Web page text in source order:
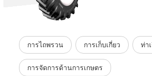
การไถพรวน การเก็บเกี่ยว ท่า
การจัดการด้านการเกษตร